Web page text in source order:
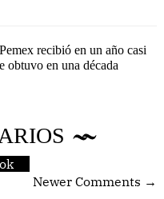
recibió en un año casi
obtuvo en una década
Newer Comments →